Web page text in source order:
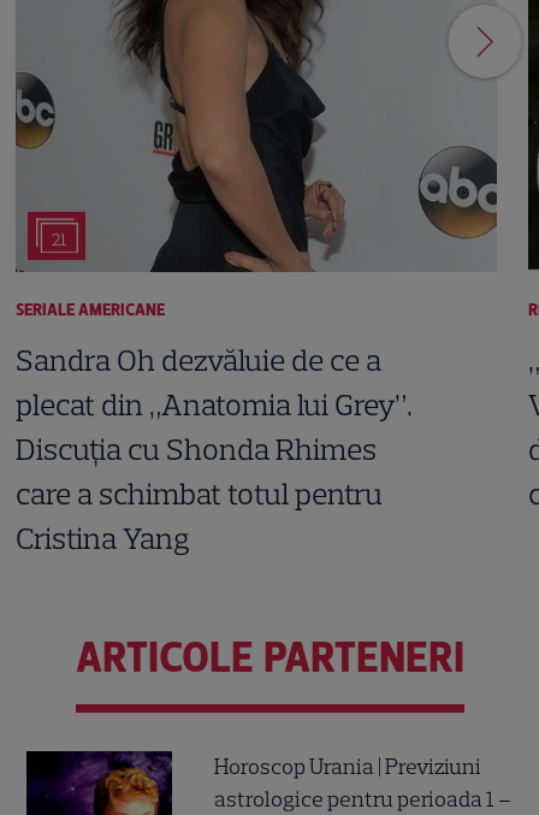
21
SERIALE AMERICANE
Sandra Oh dezvăluie de ce a
plecat din „Anatomia lui Grey”.
Discuția cu Shonda Rhimes
care a schimbat totul pentru
Cristina Yang
ARTICOLE PARTENERI
Horoscop Urania | Previziuni
astrologice pentru perioada 1 –